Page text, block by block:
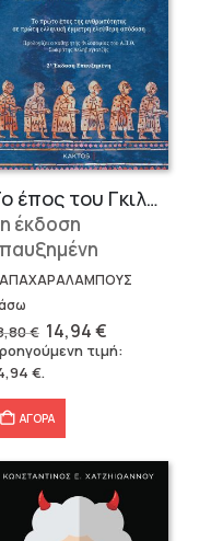
Το έπος του Γκιλγκαμές
έκδοση
€ Original
price
was:
18,80 €.
14,94€Η
τρέχουσα
τιμή
τιμή:
€.
ΑΓΟΡΑ